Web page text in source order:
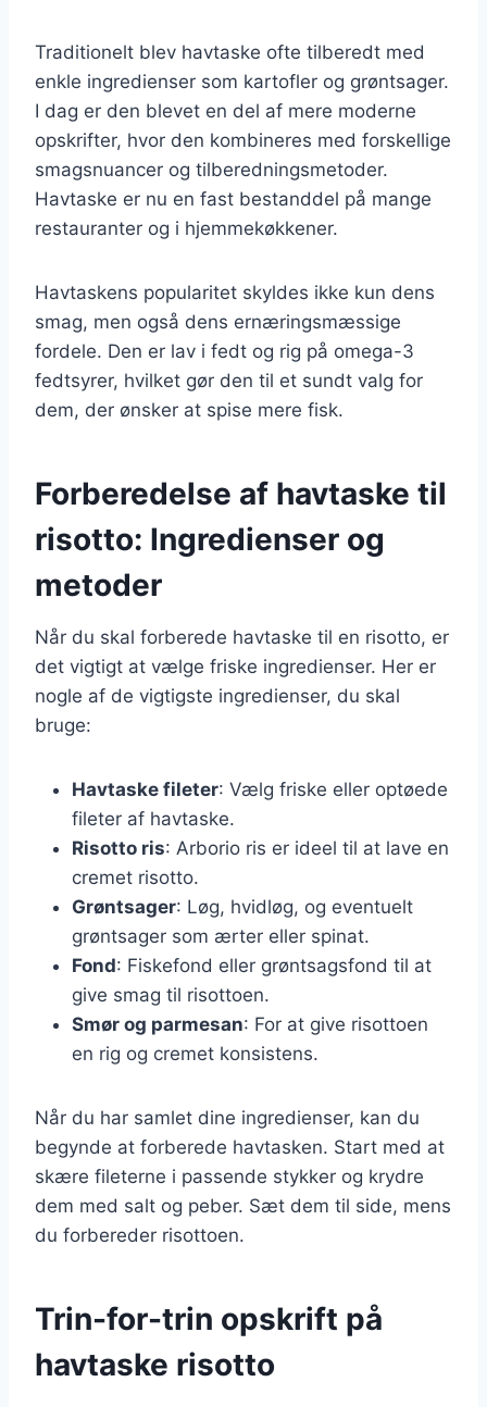
Traditionelt blev havtaske ofte tilberedt med
enkle ingredienser som kartofler og grøntsager.
I dag er den blevet en del af mere moderne
opskrifter, hvor den kombineres med forskellige
smagsnuancer og tilberedningsmetoder.
Havtaske er nu en fast bestanddel på mange
restauranter og i hjemmekøkkener.
Havtaskens popularitet skyldes ikke kun dens
smag, men også dens ernæringsmæssige
fordele. Den er lav i fedt og rig på omega-3
fedtsyrer, hvilket gør den til et sundt valg for
dem, der ønsker at spise mere fisk.
Forberedelse af havtaske til
risotto: Ingredienser og
metoder
Når du skal forberede havtaske til en risotto, er
det vigtigt at vælge friske ingredienser. Her er
nogle af de vigtigste ingredienser, du skal
bruge:
Havtaske fileter: Vælg friske eller optøede
fileter af havtaske.
Risotto ris: Arborio ris er ideel til at lave en
cremet risotto.
Grøntsager: Løg, hvidløg, og eventuelt
grøntsager som ærter eller spinat.
Fond: Fiskefond eller grøntsagsfond til at
give smag til risottoen.
Smør og parmesan: For at give risottoen
en rig og cremet konsistens.
Når du har samlet dine ingredienser, kan du
begynde at forberede havtasken. Start med at
skære fileterne i passende stykker og krydre
dem med salt og peber. Sæt dem til side, mens
du forbereder risottoen.
Trin-for-trin opskrift på
havtaske risotto